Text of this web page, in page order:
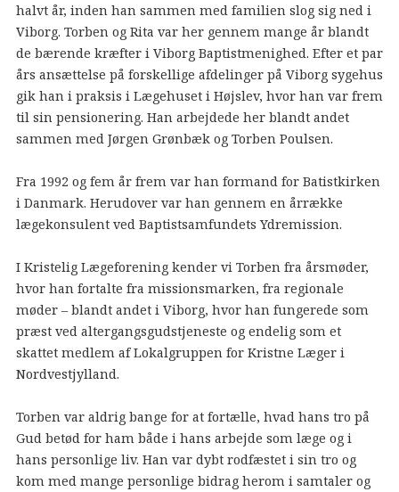
halvt år, inden han sammen med familien slog sig ned i
Viborg. Torben og Rita var her gennem mange år blandt
de bærende kræfter i Viborg Baptistmenighed. Efter et par
års ansættelse på forskellige afdelinger på Viborg sygehus
gik han i praksis i Lægehuset i Højslev, hvor han var frem
til sin pensionering. Han arbejdede her blandt andet
sammen med Jørgen Grønbæk og Torben Poulsen.
Fra 1992 og fem år frem var han formand for Batistkirken
i Danmark. Herudover var han gennem en årrække
lægekonsulent ved Baptistsamfundets Ydremission.
I Kristelig Lægeforening kender vi Torben fra årsmøder,
hvor han fortalte fra missionsmarken, fra regionale
møder – blandt andet i Viborg, hvor han fungerede som
præst ved altergangsgudstjeneste og endelig som et
skattet medlem af Lokalgruppen for Kristne Læger i
Nordvestjylland.
Torben var aldrig bange for at fortælle, hvad hans tro på
Gud betød for ham både i hans arbejde som læge og i
hans personlige liv. Han var dybt rodfæstet i sin tro og
kom med mange personlige bidrag herom i samtaler og